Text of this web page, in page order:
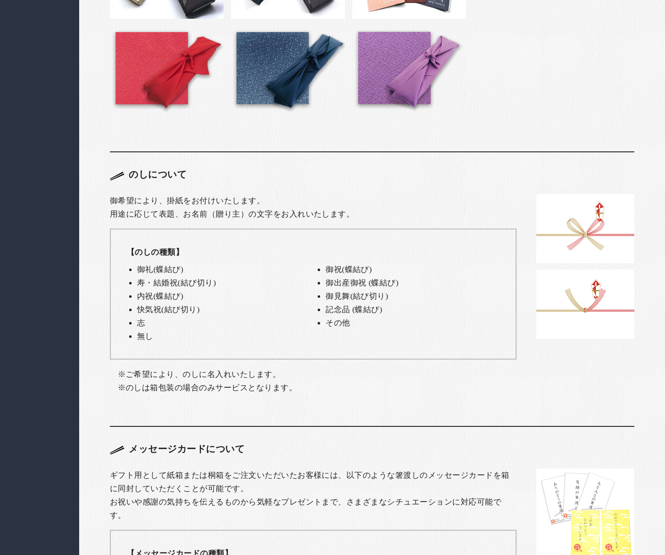
のしについて
御希望により、掛紙をお付けいたします。
用途に応じて表題、お名前（贈り主）の文字をお入れいたします。
【のしの種類】
御礼(蝶結び)
御祝(蝶結び)
寿・結婚祝(結び切り)
御出産御祝 (蝶結び)
内祝(蝶結び)
御見舞(結び切り)
快気祝(結び切り)
記念品 (蝶結び)
志
その他
無し
ご希望により、のしに名入れいたします。
のしは箱包装の場合のみサービスとなります。
メッセージカードについて
ギフト用として紙箱または桐箱をご注文いただいたお客様には、以下のような箸渡しのメッセージカードを箱
に同封していただくことが可能です。
お祝いや感謝の気持ちを伝えるものから気軽なプレゼントまで、さまざまなシチュエーションに対応可能で
す。
【メッセージカードの種類】